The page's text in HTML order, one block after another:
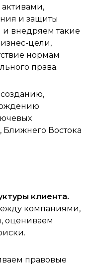
и защиты
и внедряем такие
цели,
нормам
права.
созданию,
Востока
клиента.
компаниями,
оцениваем
правовые